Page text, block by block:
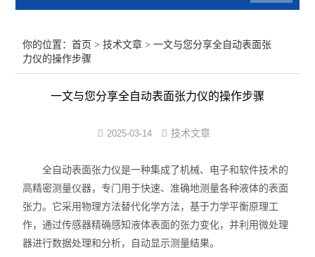
表面张力仪
界面张力仪
界面弹性系数仪
表面清洁度分析仪
位移及其控制系统
你的位置：首页 >技术文章 > 一文与您分享全自动表面张
力仪的操作步骤
一文与您分享全自动表面张力仪的操作步骤
2025-03-14 技术文章
全自动表面张力仪是一种集成了机械、电子和软件技术的
高精密测量仪器，专门用于快速、准确地测量各种液体的表面
张力。它采用物理方法替代化学方法，基于力学平衡原理工
作，通过传感器精确感知液体表面的张力变化，并利用微处理
器进行数据处理和分析，自动显示测量结果。